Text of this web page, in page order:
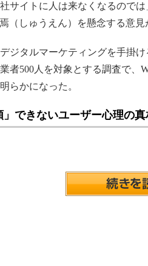
サイトに人は来なくなるので
焉（しゅうえん）を懸念する意見
ジタルマーケティングを手掛け
者500人を対象とする調査で、
らかになった。
できないユーザー心理の真